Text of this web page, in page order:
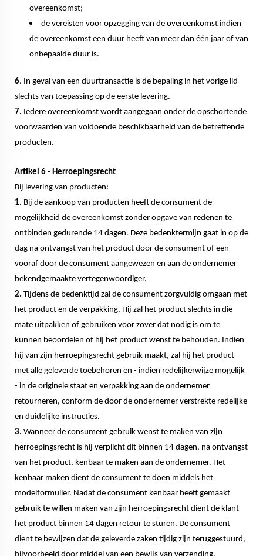
overeenkomst;
de vereisten voor opzegging van de overeenkomst indien
de overeenkomst een duur heeft van meer dan één jaar of van
onbepaalde duur is.
6. In geval van een duurtransactie is de bepaling in het vorige lid
slechts van toepassing op de eerste levering.
7. Iedere overeenkomst wordt aangegaan onder de opschortende
voorwaarden van voldoende beschikbaarheid van de betreffende
producten.
Artikel 6 - Herroepingsrecht
Bij levering van producten:
1. Bij de aankoop van producten heeft de consument de
mogelijkheid de overeenkomst zonder opgave van redenen te
ontbinden gedurende 14 dagen. Deze bedenktermijn gaat in op de
dag na ontvangst van het product door de consument of een
vooraf door de consument aangewezen en aan de ondernemer
bekendgemaakte vertegenwoordiger.
2. Tijdens de bedenktijd zal de consument zorgvuldig omgaan met
het product en de verpakking. Hij zal het product slechts in die
mate uitpakken of gebruiken voor zover dat nodig is om te
kunnen beoordelen of hij het product wenst te behouden. Indien
hij van zijn herroepingsrecht gebruik maakt, zal hij het product
met alle geleverde toebehoren en - indien redelijkerwijze mogelijk
- in de originele staat en verpakking aan de ondernemer
retourneren, conform de door de ondernemer verstrekte redelijke
en duidelijke instructies.
3. Wanneer de consument gebruik wenst te maken van zijn
herroepingsrecht is hij verplicht dit binnen 14 dagen, na ontvangst
van het product, kenbaar te maken aan de ondernemer. Het
kenbaar maken dient de consument te doen middels het
modelformulier. Nadat de consument kenbaar heeft gemaakt
gebruik te willen maken van zijn herroepingsrecht dient de klant
het product binnen 14 dagen retour te sturen. De consument
dient te bewijzen dat de geleverde zaken tijdig zijn teruggestuurd,